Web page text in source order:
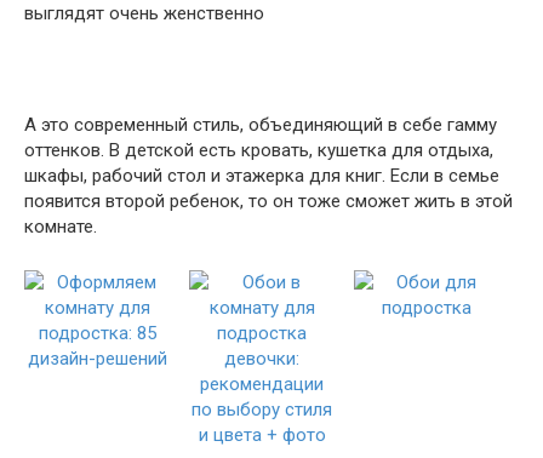
выглядят очень женственно
А это современный стиль, объединяющий в себе гамму
оттенков. В детской есть кровать, кушетка для отдыха,
шкафы, рабочий стол и этажерка для книг. Если в семье
появится второй ребенок, то он тоже сможет жить в этой
комнате.